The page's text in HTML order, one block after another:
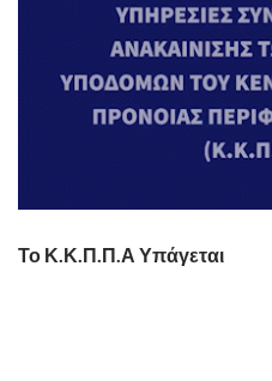
Το Κ.Κ.Π.Π.Α Υπάγεται